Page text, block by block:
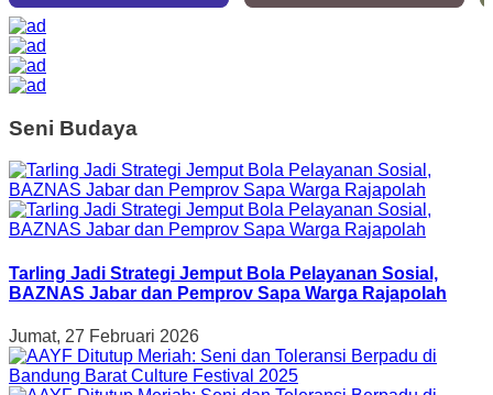
Seni Budaya
Tarling Jadi Strategi Jemput Bola Pelayanan Sosial,
BAZNAS Jabar dan Pemprov Sapa Warga Rajapolah
Jumat, 27 Februari 2026